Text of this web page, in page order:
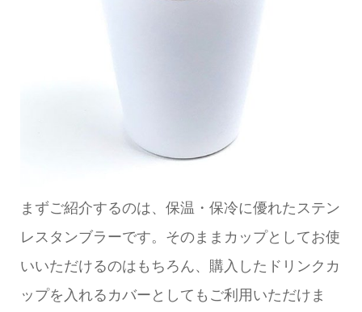
まずご紹介するのは、保温・保冷に優れたステン
レスタンブラーです。そのままカップとしてお使
いいただけるのはもちろん、購入したドリンクカ
ップを入れるカバーとしてもご利用いただけま